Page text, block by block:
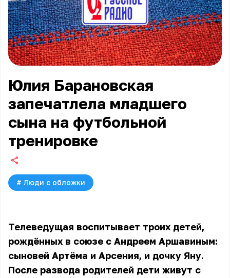
Юлия Барановская
запечатлела младшего
сына на футбольной
тренировке
# Люди с обложки
Телеведущая воспитывает троих детей,
рождённых в союзе с Андреем Аршавиным:
сыновей Артёма и Арсения, и дочку Яну.
После развода родителей дети живут с